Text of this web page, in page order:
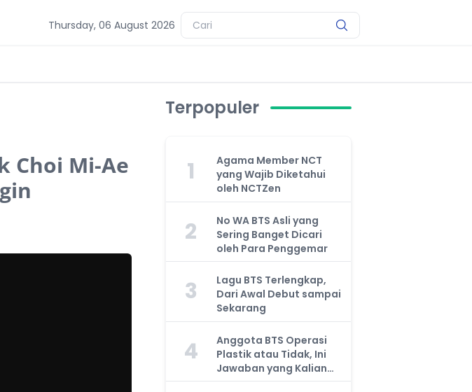
Thursday, 06 August 2026
Choi Mi-Ae
Terpopuler
1
Agama Member NCT
yang Wajib Diketahui
oleh NCTZen
2
No WA BTS Asli yang
Sering Banget Dicari
oleh Para Penggemar
3
Lagu BTS Terlengkap,
Dari Awal Debut sampai
Sekarang
4
Anggota BTS Operasi
Plastik atau Tidak, Ini
Jawaban yang Kalian
Cari